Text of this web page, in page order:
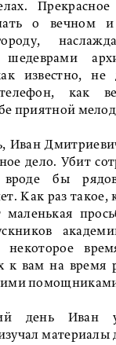
о вечном и
известно, не
как
приятной
Иван
дело. Убит
вроде бы
Как раз такое,
некоторое
к вам на время
день Иван
материалы